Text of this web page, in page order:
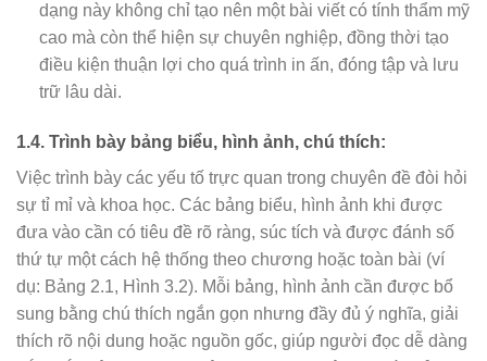
dạng này không chỉ tạo nên một bài viết có tính thẩm mỹ
cao mà còn thể hiện sự chuyên nghiệp, đồng thời tạo
điều kiện thuận lợi cho quá trình in ấn, đóng tập và lưu
trữ lâu dài.
1.4. Trình bày bảng biểu, hình ảnh, chú thích:
Việc trình bày các yếu tố trực quan trong chuyên đề đòi hỏi
sự tỉ mỉ và khoa học. Các bảng biểu, hình ảnh khi được
đưa vào cần có tiêu đề rõ ràng, súc tích và được đánh số
thứ tự một cách hệ thống theo chương hoặc toàn bài (ví
dụ: Bảng 2.1, Hình 3.2). Mỗi bảng, hình ảnh cần được bổ
sung bằng chú thích ngắn gọn nhưng đầy đủ ý nghĩa, giải
thích rõ nội dung hoặc nguồn gốc, giúp người đọc dễ dàng